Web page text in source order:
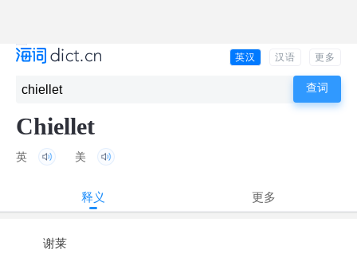
英汉 汉语 更多
Chiellet
英 美
释义 更多
谢莱